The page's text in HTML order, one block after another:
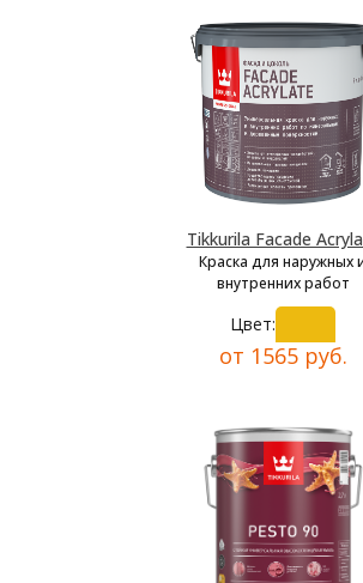
Tikkurila Facade
Краска для наружных
внутренних работ
Цвет:
от 1565 руб.